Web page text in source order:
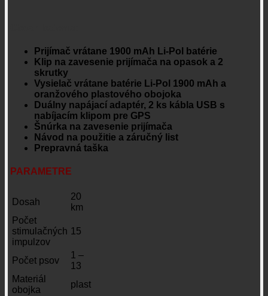
Prijímač vrátane 1900 mAh Li-Pol batérie
Klip na zavesenie prijímača na opasok a 2
skrutky
Vysielač vrátane batérie Li-Pol 1900 mAh a
oranžového plastového obojoka
Duálny napájací adaptér, 2 ks kábla USB s
nabíjacím klipom pre GPS
Šnúrka na zavesenie prijímača
Návod na použitie a záručný list
Prepravná taška
PARAMETRE
Dosah
20
km
Počet
stimulačných
impulzov
15
Počet psov
1 –
13
Materiál
obojka
plast